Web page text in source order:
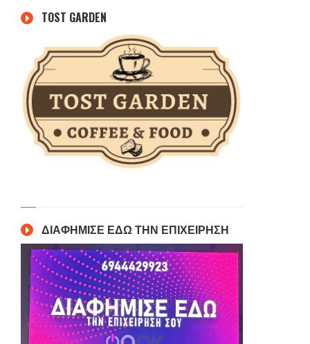
TOST GARDEN
ΔΙΑΦΗΜΙΣΕ ΕΔΩ ΤΗΝ ΕΠΙΧΕΙΡΗΣΗ